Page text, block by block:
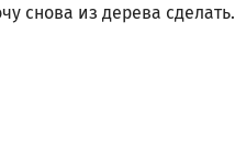
снова из дерева сделать.